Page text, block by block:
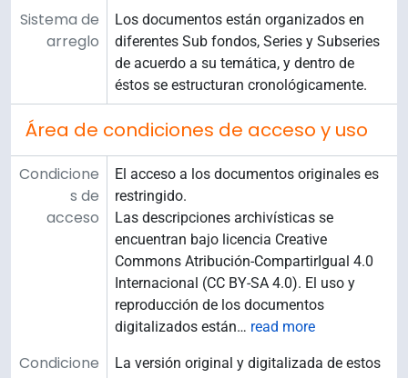
Sistema de
arreglo
Los documentos están organizados en
diferentes Sub fondos, Series y Subseries
de acuerdo a su temática, y dentro de
éstos se estructuran cronológicamente.
Área de condiciones de acceso y uso
Condicione
s de
acceso
El acceso a los documentos originales es
restringido.
Las descripciones archivísticas se
encuentran bajo licencia Creative
Commons Atribución-CompartirIgual 4.0
Internacional (CC BY-SA 4.0). El uso y
reproducción de los documentos
digitalizados están… read more
Condicione
La versión original y digitalizada de estos